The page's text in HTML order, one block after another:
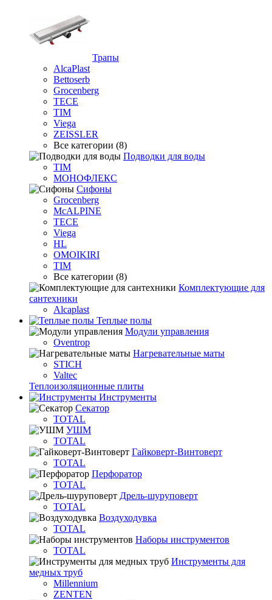
Трапы
AlcaPlast
Bettoserb
Grocenberg
TECE
TIM
Viega
ZEISSLER
Все категории (8)
Подводки для воды
TIM
МОНОФЛЕКС
Сифоны
Grocenberg
McALPINE
TECE
Viega
HL
OMOIKIRI
TIM
Все категории (8)
Комплектующие для
сантехники
Alcaplast
Теплые полы
Модули управления
Oventrop
Нагревательные маты
STICH
Valtec
Теплоизоляционные плиты
Инструменты
Секатор
TOTAL
УШМ
TOTAL
Гайковерт-Винтоверт
TOTAL
Перфоратор
TOTAL
Дрель-шуруповерт
TOTAL
Воздуходувка
TOTAL
Наборы инструментов
TOTAL
Инструменты для
медных труб
Millennium
ZENTEN